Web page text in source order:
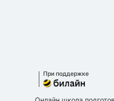
При поддержке